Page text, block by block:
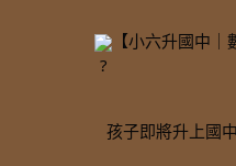
【小六升國中｜
孩子即將升上國